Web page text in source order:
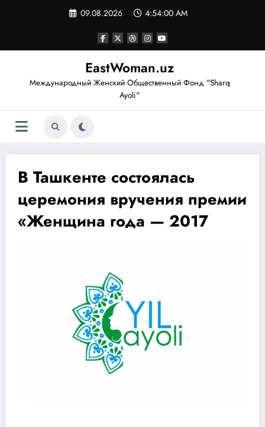
09.08.2026 4:54:01 AM
EastWoman.uz
Международный Женский Общественный Фонд "Sharq
Ayoli"
В Ташкенте состоялась
церемония вручения премии
«Женщина года — 2017